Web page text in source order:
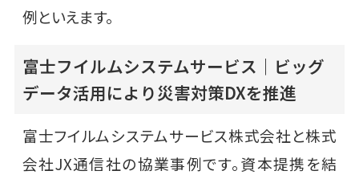
例といえます。
富士フイルムシステムサービス｜ビッグ
データ活用により災害対策DXを推進
富士フイルムシステムサービス株式会社と株式
会社JX通信社の協業事例です。資本提携を結